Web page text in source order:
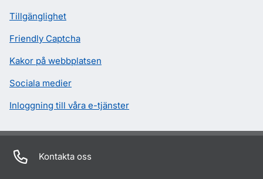
Tillgänglighet
Friendly Captcha
Kakor på webbplatsen
Sociala medier
Inloggning till våra e-tjänster
Kontakta oss